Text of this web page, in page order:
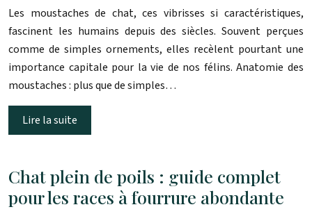
Les moustaches de chat, ces vibrisses si caractéristiques,
fascinent les humains depuis des siècles. Souvent perçues
comme de simples ornements, elles recèlent pourtant une
importance capitale pour la vie de nos félins. Anatomie des
moustaches : plus que de simples…
Lire la suite
Chat plein de poils : guide complet
pour les races à fourrure abondante